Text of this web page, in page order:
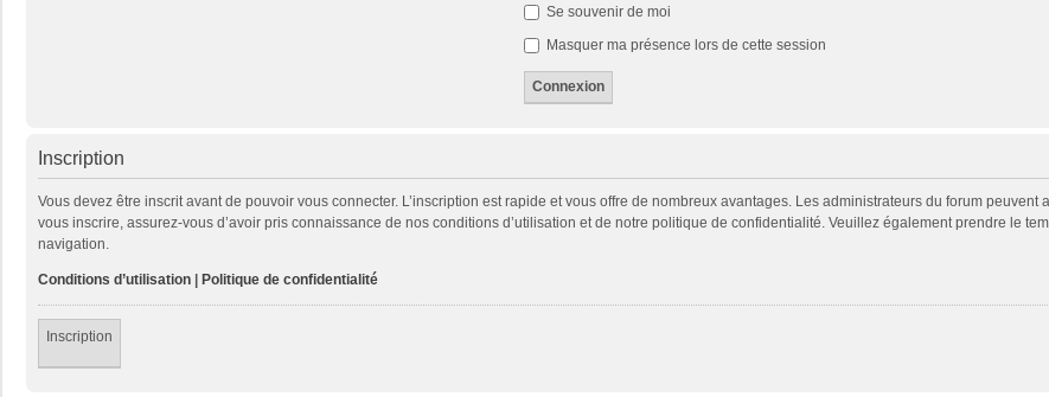
Se souvenir de moi
Masquer ma présence lors de cette session
Inscription
Vous devez être inscrit avant de pouvoir vous connecter. L’inscription est rapide et vous offre de nombreux avantages. Les administrateurs du forum
vous inscrire, assurez-vous d’avoir pris connaissance de nos conditions d’utilisation et de notre politique de confidentialité. Veuillez également prendre le
navigation.
Conditions d’utilisation | Politique de confidentialité
Inscription